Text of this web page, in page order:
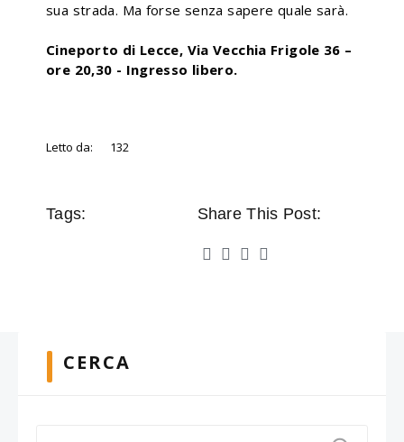
sua strada. Ma forse senza sapere quale sarà.
Cineporto di Lecce, Via Vecchia Frigole 36 –
ore 20,30 - Ingresso libero.
Letto da: 132
Tags: Share This Post:
CERCA